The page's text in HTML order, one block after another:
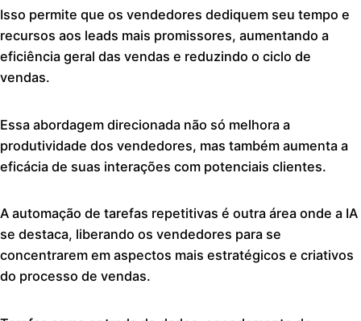
Isso permite que os vendedores dediquem seu tempo e
recursos aos leads mais promissores, aumentando a
eficiência geral das vendas e reduzindo o ciclo de
vendas.
Essa abordagem direcionada não só melhora a
produtividade dos vendedores, mas também aumenta a
eficácia de suas interações com potenciais clientes.
A automação de tarefas repetitivas é outra área onde a IA
se destaca, liberando os vendedores para se
concentrarem em aspectos mais estratégicos e criativos
do processo de vendas.